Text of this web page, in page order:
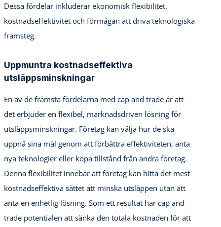
Dessa fördelar inkluderar ekonomisk flexibilitet,
kostnadseffektivitet och förmågan att driva teknologiska
framsteg.
Uppmuntra kostnadseffektiva
utsläppsminskningar
En av de främsta fördelarna med cap and trade är att
det erbjuder en flexibel, marknadsdriven lösning för
utsläppsminskningar. Företag kan välja hur de ska
uppnå sina mål genom att förbättra effektiviteten, anta
nya teknologier eller köpa tillstånd från andra företag.
Denna flexibilitet innebär att företag kan hitta det mest
kostnadseffektiva sättet att minska utsläppen utan att
anta en enhetlig lösning. Som ett resultat har cap and
trade potentialen att sänka den totala kostnaden för att